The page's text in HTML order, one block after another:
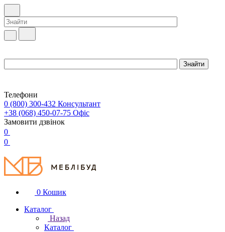
Телефони
0 (800) 300-432 Консультант
+38 (068) 450-07-75 Офіс
Замовити дзвінок
0
0
0 Кошик
Каталог
Назад
Каталог